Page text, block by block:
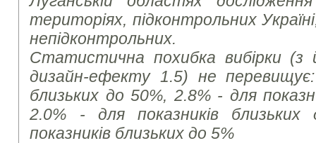
територіях, підконтрольних
непідконтрольних.
Статистична похибка вибірки (з
дизайн-ефекту 1.5) не перевищує:
близьких до 50%, 2.8% - для
2.0% - для показників
показників близьких до 5%